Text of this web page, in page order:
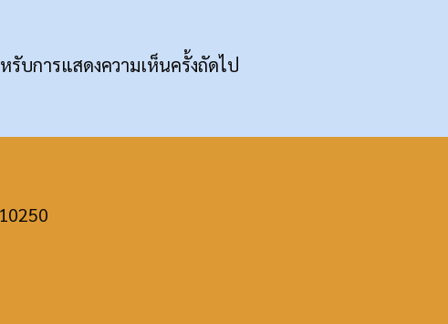
บการแสดงความเห็นครั้งถัดไป